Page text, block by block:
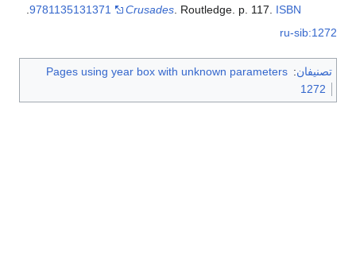
Crusades . Routledge. p. 117. ISBN
9781135131371
.
ru-sib:1272
تصنيفان:
Pages using year box with unknown parameters
1272